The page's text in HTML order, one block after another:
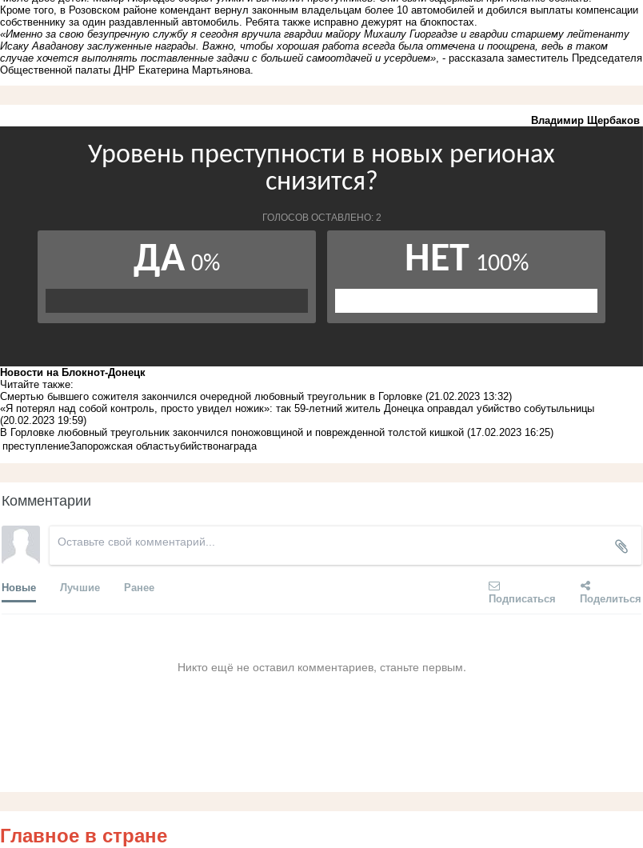
Кроме того, в Розовском районе комендант вернул законным владельцам более 10 автомобилей и добился выплаты компенсации
собственнику за один раздавленный автомобиль. Ребята также исправно дежурят на блокпостах.
«Именно за свою безупречную службу я сегодня вручила гвардии майору Михаилу Гиоргадзе и гвардии старшему лейтенанту
Исаку Аваданову заслуженные награды. Важно, чтобы хорошая работа всегда была отмечена и поощрена, ведь в таком
случае хочется выполнять поставленные задачи с большей самоотдачей и усердием», - рассказала заместитель Председателя
Общественной палаты ДНР Екатерина Мартьянова.
Владимир Щербаков
Новости на Блoкнoт-Донецк
Читайте также:
Смертью бывшего сожителя закончился очередной любовный треугольник в Горловке (21.02.2023 13:32)
«Я потерял над собой контроль, просто увидел ножик»: так 59-летний житель Донецка оправдал убийство собутыльницы
(20.02.2023 19:59)
В Горловке любовный треугольник закончился поножовщиной и поврежденной толстой кишкой (17.02.2023 16:25)
преступлениеЗапорожская областьубийствонаграда
Комментарии
Новые Лучшие Ранее
Подписаться Поделиться
Никто ещё не оставил комментариев, станьте первым.
Главное в стране